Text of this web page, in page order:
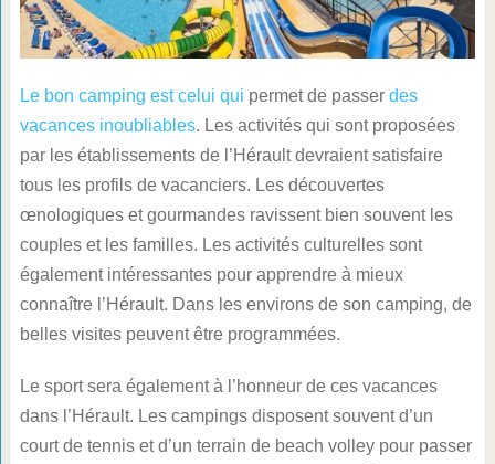
Le bon camping est celui qui permet de passer des
vacances inoubliables. Les activités qui sont proposées
par les établissements de l’Hérault devraient satisfaire
tous les profils de vacanciers. Les découvertes
œnologiques et gourmandes ravissent bien souvent les
couples et les familles. Les activités culturelles sont
également intéressantes pour apprendre à mieux
connaître l’Hérault. Dans les environs de son camping, de
belles visites peuvent être programmées.
Le sport sera également à l’honneur de ces vacances
dans l’Hérault. Les campings disposent souvent d’un
court de tennis et d’un terrain de beach volley pour passer